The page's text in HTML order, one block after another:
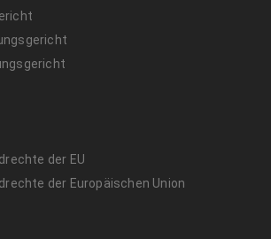
der EU
der Europäischen Union